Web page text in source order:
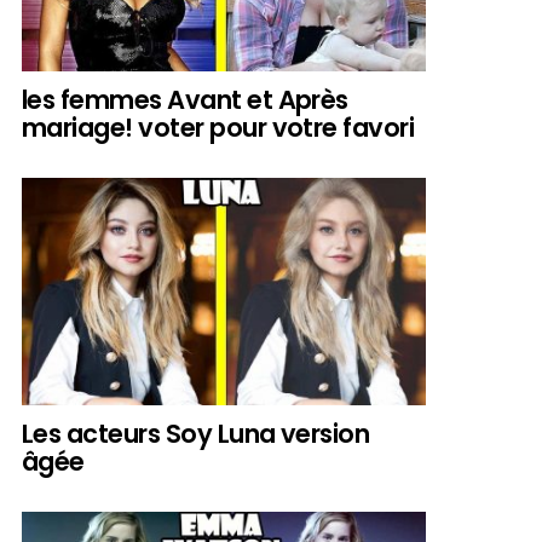
les femmes Avant et Après
mariage! voter pour votre favori
Les acteurs Soy Luna version
âgée